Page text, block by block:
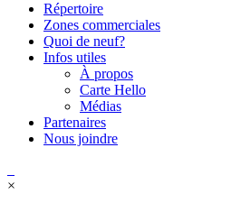
Répertoire
Zones commerciales
Quoi de neuf?
Infos utiles
À propos
Carte Hello
Médias
Partenaires
Nous joindre
×